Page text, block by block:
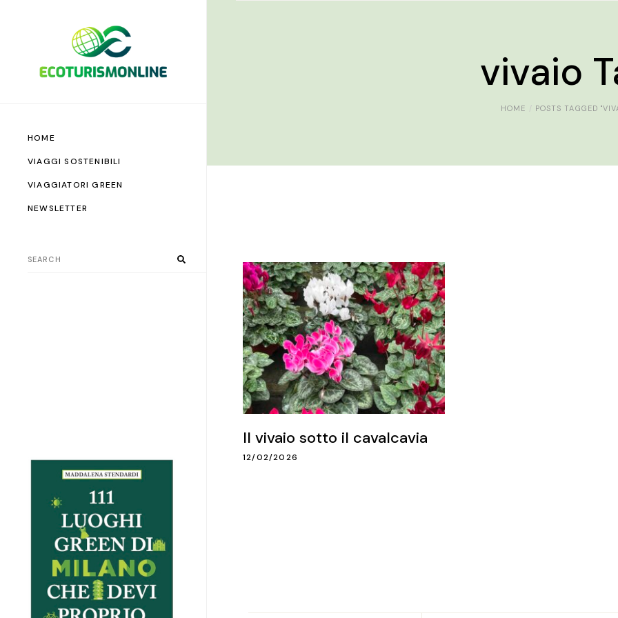
HOME
VIAGGI SOSTENIBILI
VIAGGIATORI GREEN
NEWSLETTER
vivaio
HOME POSTS TAGGED
Il vivaio sotto il cavalcavia
12/02/2026